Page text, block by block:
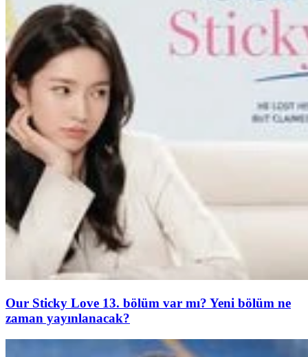
Our Sticky Love 13. bölüm var mı? Yeni bölüm ne
zaman yayınlanacak?